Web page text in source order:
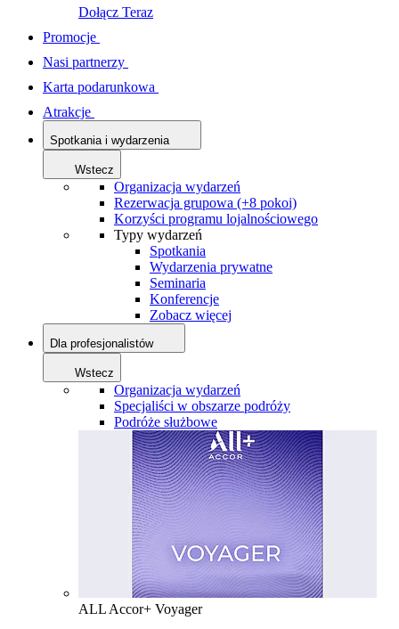
Dołącz Teraz
Promocje
Nasi partnerzy
Karta podarunkowa
Atrakcje
Spotkania i wydarzenia
Wstecz
Organizacja wydarzeń
Rezerwacja grupowa (+8 pokoi)
Korzyści programu lojalnościowego
Typy wydarzeń
Spotkania
Wydarzenia prywatne
Seminaria
Konferencje
Zobacz więcej
Dla profesjonalistów
Wstecz
Organizacja wydarzeń
Specjaliści w obszarze podróży
Podróże służbowe
ALL Accor+ Voyager